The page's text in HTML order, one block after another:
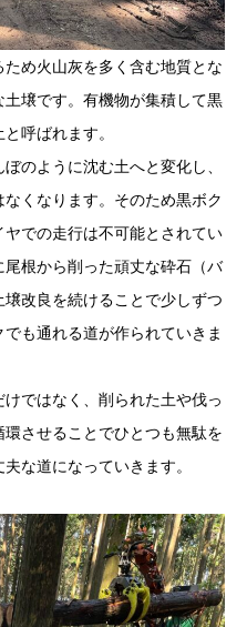
め火山灰を多く含む地質とな
壌です。有機物が集積して黒
呼ばれます。
のように沈む土へと変化し、
くなります。そのため黒ボク
での走行は不可能とされてい
根から削った頑丈な砕石（バ
改良を続けることで少しずつ
も通れる道が作られていきま
ではなく、削られた土や伐っ
させることでひとつも無駄を
な道になっていきます。